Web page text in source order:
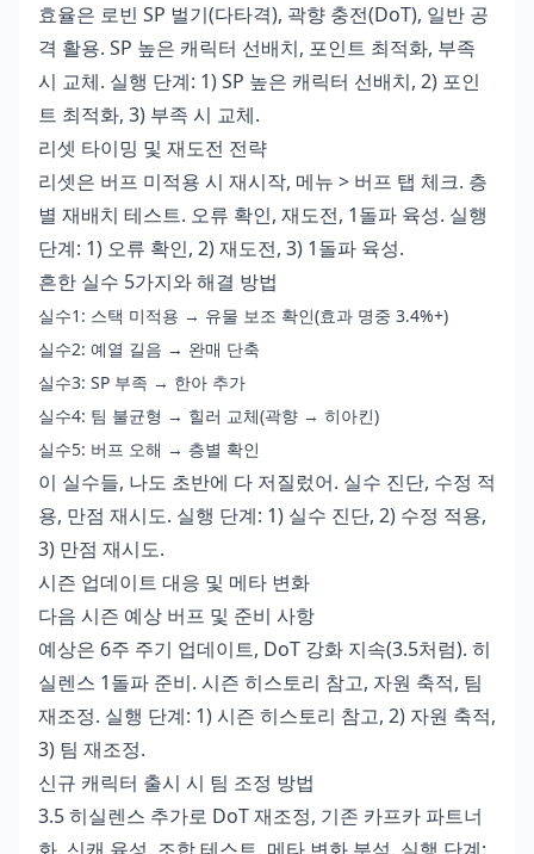
효율은 로빈 SP 벌기(다타격), 곽향 충전(DoT), 일반 공
격 활용. SP 높은 캐릭터 선배치, 포인트 최적화, 부족
시 교체. 실행 단계: 1) SP 높은 캐릭터 선배치, 2) 포인
트 최적화, 3) 부족 시 교체.
리셋 타이밍 및 재도전 전략
리셋은 버프 미적용 시 재시작, 메뉴 > 버프 탭 체크. 층
별 재배치 테스트. 오류 확인, 재도전, 1돌파 육성. 실행
단계: 1) 오류 확인, 2) 재도전, 3) 1돌파 육성.
흔한 실수 5가지와 해결 방법
실수1: 스택 미적용 → 유물 보조 확인(효과 명중 3.4%+)
실수2: 예열 길음 → 완매 단축
실수3: SP 부족 → 한아 추가
실수4: 팀 불균형 → 힐러 교체(곽향 → 히아킨)
실수5: 버프 오해 → 층별 확인
이 실수들, 나도 초반에 다 저질렀어. 실수 진단, 수정 적
용, 만점 재시도. 실행 단계: 1) 실수 진단, 2) 수정 적용,
3) 만점 재시도.
시즌 업데이트 대응 및 메타 변화
다음 시즌 예상 버프 및 준비 사항
예상은 6주 주기 업데이트, DoT 강화 지속(3.5처럼). 히
실렌스 1돌파 준비. 시즌 히스토리 참고, 자원 축적, 팀
재조정. 실행 단계: 1) 시즌 히스토리 참고, 2) 자원 축적,
3) 팀 재조정.
신규 캐릭터 출시 시 팀 조정 방법
3.5 히실렌스 추가로 DoT 재조정, 기존 카프카 파트너